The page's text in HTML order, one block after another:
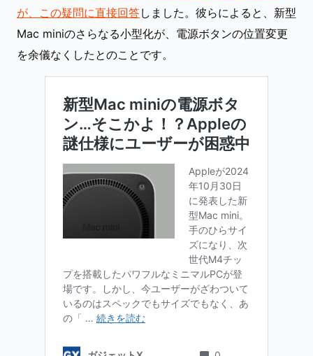
が、この疑問に直接回答しました。彼らによると、新型
Mac miniのさらなる小型化が、電源ボタンの位置変更
を余儀なくしたとのことです。